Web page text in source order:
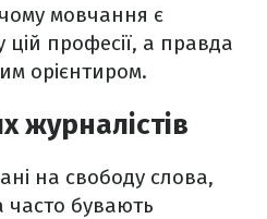
мовчання є
цій професії, а правда
орієнтиром.
журналістів
на свободу слова,
часто бувають